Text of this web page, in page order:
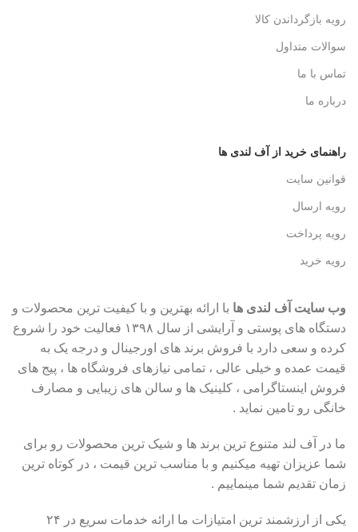
رویه بازگرداندن کالا
سوالات متداول
تماس با ما
درباره ما
راهنمای خرید از آف لندی ها
قوانین سایت
رویه ارسال
رویه پرداخت
رویه خرید
وب سایت آف لندی ها با ارائه بهترین و با کیفیت ترین محصولات و
دستگاه های پوستی و آرایشی از سال ۱۳۹۸ فعالیت خود را شروع
کرده و سعی دارد با فروش برند های اورجینال و درجه یک به
قیمت عمده و خیلی عالی ، تمامی نیازهای فروشگاه ها ، پیج های
فروش اینستاگرامی ، کلینیک ها و سالن های زیبایی و مصارف
خانگی رو تامین نماید .
ما در آف لند متنوع ترین برند ها و شیک ترین محصولات رو برای
شما عزیزان تهیه میکنیم و با مناسب ترین قیمت ، در کوتاه ترین
زمان تقدیم شما مینماییم .
یکی از ارزشمند ترین امتیازات ما ارائه خدمات سریع در ۲۴